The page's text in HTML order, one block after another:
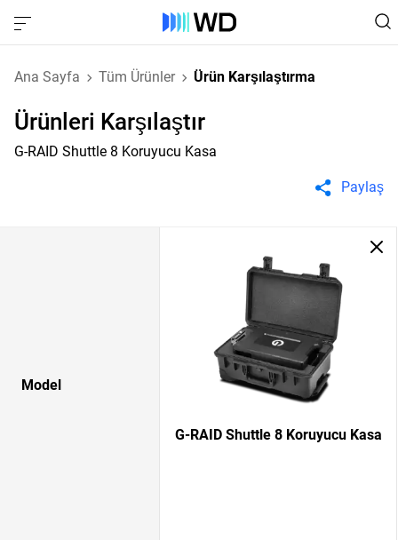
Ana Sayfa Tüm Ürünler Ürün Karşılaştırma
Ürünleri Karşılaştır
G-RAID Shuttle 8 Koruyucu Kasa
Paylaş
Model
G-RAID Shuttle 8 Koruyucu Kasa